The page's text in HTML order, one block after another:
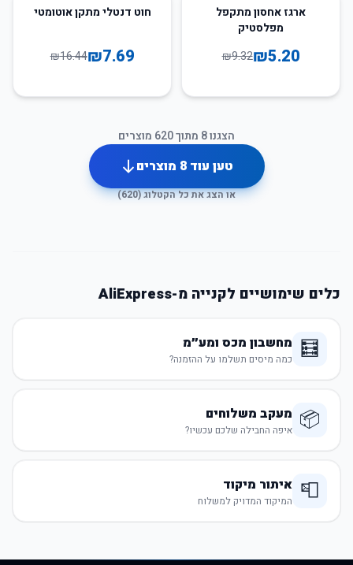
ארגז אחסון מתקפל
מפלסטיק
₪5.20
₪9.32
53
חוט דנטלי מתקן אוטומטי
₪7.69
₪16.44
הצגנו8 מתוך620 מוצרים
טען עוד8 מוצרים
או הצג את כל הקטלוג (620
)
כלים שימושיים לקנייה מ-AliExpress
🧮 מחשבון מכס ומע״מ
כמה מיסים תשלמו על ההזמנה?
📦 מעקב משלוחים
איפה החבילה שלכם עכשיו?
📮 איתור מיקוד
המיקוד המדויק למשלוח